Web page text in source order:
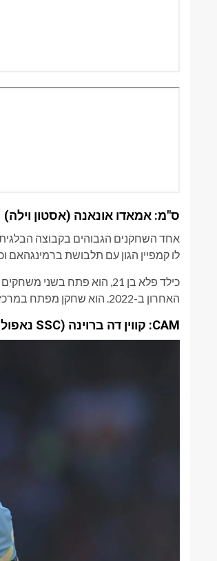
ס"מ: אמאדו אונאנה (אסטון וילה)
אחד השחקנים הגבוהים בקבוצה
לו קמפיין הגון עם תלבושת ברמינגהאם וכבש שני שערים
כילד פלא בן 21, הוא פתח
האחרון ב-2022. הוא שחקן מפתח במרכז השדה של בלגיה למהדורה הקרובה.
CAM: קווין דה ברוינה (SSC נאפולי)